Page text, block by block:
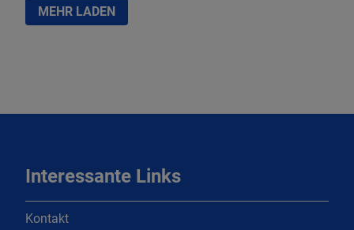
MEHR LADEN
Interessante Links
Kontakt